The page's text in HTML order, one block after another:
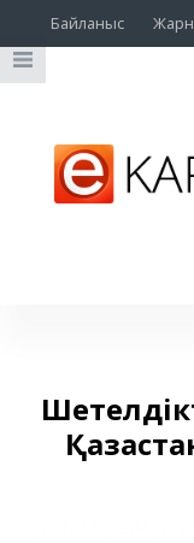
Байланыс